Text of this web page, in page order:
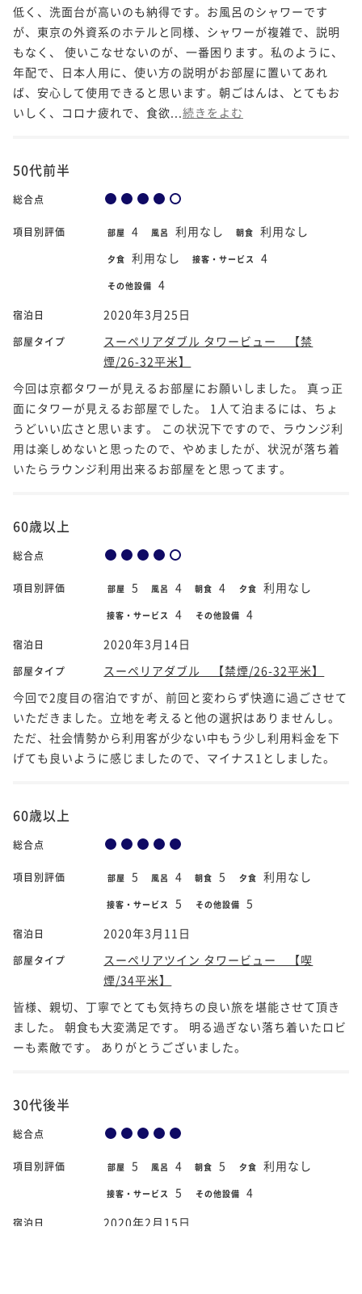
低く、洗面台が高いのも納得です。お風呂のシャワーです
が、東京の外資系のホテルと同様、シャワーが複雑で、説明
もなく、 使いこなせないのが、一番困ります。私のように、
年配で、日本人用に、使い方の説明がお部屋に置いてあれ
ば、安心して使用できると思います。朝ごはんは、とてもお
いしく、コロナ疲れで、食欲... 続きをよむ
50代前半
総合点
項目別評価 部屋 4 風呂 利用なし 朝食 利用なし
夕食 利用なし 接客・サービス 4
その他設備 4
宿泊日 2020年3月25日
部屋タイプ
スーペリアダブル タワービュー 【禁
煙/26-32平米】
今回は京都タワーが見えるお部屋にお願いしました。 真っ正
面にタワーが見えるお部屋でした。 1人て泊まるには、ちょ
うどいい広さと思います。 この状況下ですので、ラウンジ利
用は楽しめないと思ったので、やめましたが、状況が落ち着
いたらラウンジ利用出来るお部屋をと思ってます。
60歳以上
総合点
項目別評価 部屋 5 風呂 4 朝食 4 夕食 利用なし
接客・サービス 4 その他設備 4
宿泊日 2020年3月14日
部屋タイプ
スーペリアダブル 【禁煙/26-32平米】
今回で2度目の宿泊ですが、前回と変わらず快適に過ごさせて
いただきました。立地を考えると他の選択はありませんし。
ただ、社会情勢から利用客が少ない中もう少し利用料金を下
げても良いように感じましたので、マイナス1としました。
60歳以上
総合点
項目別評価 部屋 5 風呂 4 朝食 5 夕食 利用なし
接客・サービス 5 その他設備 5
宿泊日 2020年3月11日
部屋タイプ
スーペリアツイン タワービュー 【喫
煙/34平米】
皆様、親切、丁寧でとても気持ちの良い旅を堪能させて頂き
ました。 朝食も大変満足です。 明る過ぎない落ち着いたロビ
ーも素敵です。 ありがとうございました。
30代後半
総合点
項目別評価 部屋 5 風呂 4 朝食 5 夕食 利用なし
接客・サービス 5 その他設備 4
宿泊日 2020年2月15日